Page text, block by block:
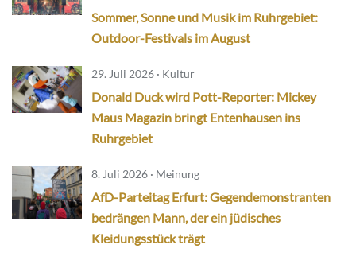
Sommer, Sonne und Musik im Ruhrgebiet:
Outdoor-Festivals im August
29. Juli 2026 · Kultur
Donald Duck wird Pott-Reporter: Mickey
Maus Magazin bringt Entenhausen ins
Ruhrgebiet
8. Juli 2026 · Meinung
AfD-Parteitag Erfurt: Gegendemonstranten
bedrängen Mann, der ein jüdisches
Kleidungsstück trägt